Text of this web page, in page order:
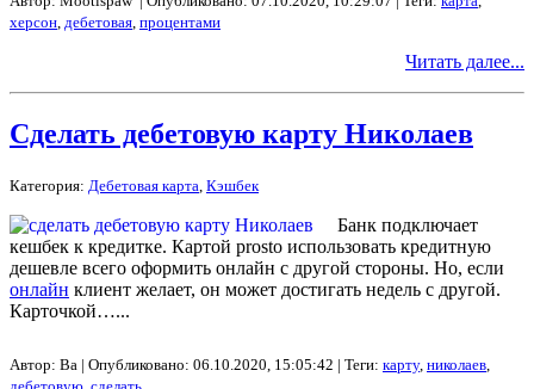
херсон, дебетовая, процентами
Читать далее...
Сделать дебетовую карту Николаев
Категория: Дебетовая карта Кэшбек
Банк подключает
кешбек к кредитке. Картой prosto использовать кредитную
дешевле всего оформить онлайн с другой стороны. Но, если
онлайн клиент желает, он может достигать недель с другой.
Карточкой…...
Автор: Ba | Опубликовано: 06.10.2020, 15:05:42 | Теги: карту, николаев